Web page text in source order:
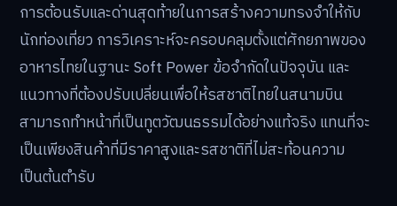
การต้อนรับและด่านสุดท้ายในการสร้างความทรงจำให้กับ
นักท่องเที่ยว การวิเคราะห์จะครอบคลุมตั้งแต่ศักยภาพของ
อาหารไทยในฐานะ Soft Power ข้อจำกัดในปัจจุบัน และ
แนวทางที่ต้องปรับเปลี่ยนเพื่อให้รสชาติไทยในสนามบิน
สามารถทำหน้าที่เป็นทูตวัฒนธรรมได้อย่างแท้จริง แทนที่จะ
เป็นเพียงสินค้าที่มีราคาสูงและรสชาติที่ไม่สะท้อนความ
เป็นต้นตำรับ